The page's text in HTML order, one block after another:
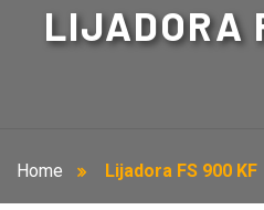
LIJADORA
Home Lijadora FS 900 KF